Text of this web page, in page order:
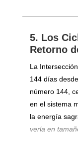
5. Los
Retorno
La
144 días
número 144,
en el sistema
la energía
verla en